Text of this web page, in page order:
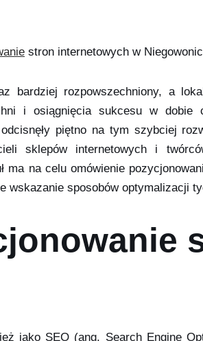
stron internetowych w
bardziej rozpowszechniony, a
i osiągnięcia sukcesu w dobie
piętno na tym szybciej
sklepów internetowych i
ma na celu omówienie
sposobów optymalizacji
jako SEO (ang. Search Engine